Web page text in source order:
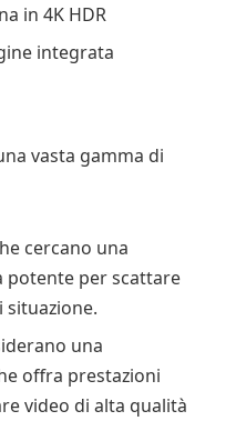
in 4K HDR
integrata
vasta gamma di
cercano una
potente per scattare
una
offra prestazioni
video di alta qualità